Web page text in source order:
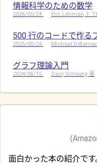
情報科学のための数学
2026/05/24 Eric Lehman, F.
500 行のコードで作る
2025/05/24 Michael
グラフ理論入門
2024/06/15 Darij Grinberg 著
面白かった本の紹介で